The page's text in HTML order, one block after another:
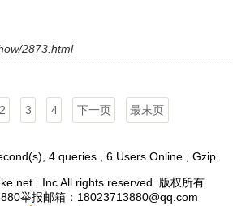
2873.html
2 3 4 下一页 最末页
4 queries , 6 Users Online , Gzip
. Inc All rights reserved. 版权所有
举报邮箱：18023713880@qq.com